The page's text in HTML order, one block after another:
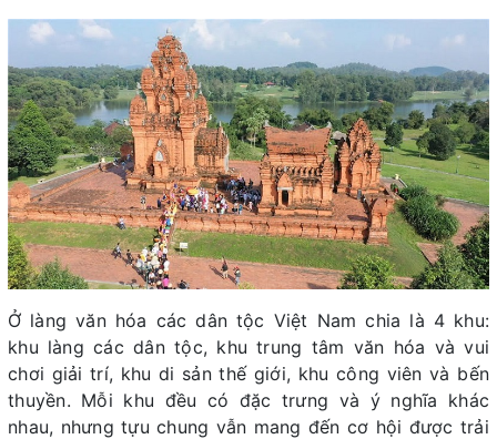
Ở làng văn hóa các dân tộc Việt Nam chia là 4 khu:
khu làng các dân tộc, khu trung tâm văn hóa và vui
chơi giải trí, khu di sản thế giới, khu công viên và bến
thuyền. Mỗi khu đều có đặc trưng và ý nghĩa khác
nhau, nhưng tựu chung vẫn mang đến cơ hội được trải